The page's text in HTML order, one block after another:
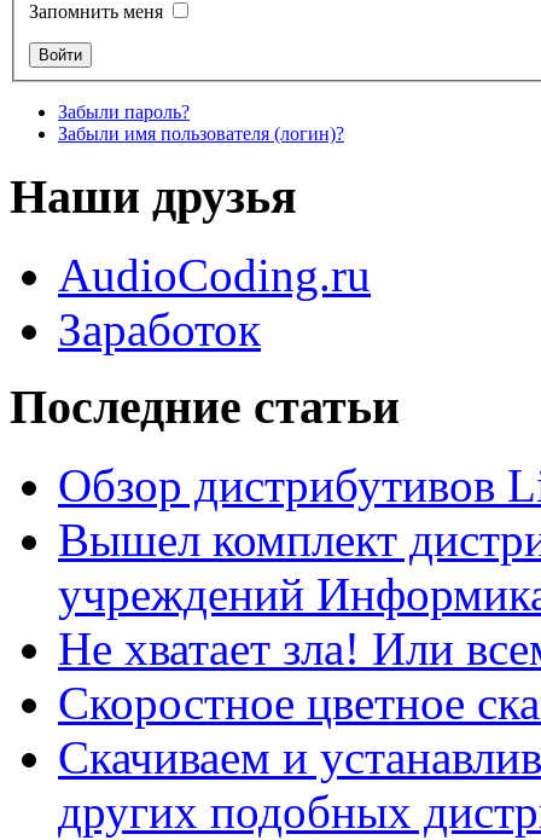
Запомнить меня
Забыли пароль?
Забыли имя пользователя (логин)?
Наши друзья
AudioCoding.ru
Заработок
Последние статьи
Обзор дистрибутивов
Вышел комплект
учреждений
Не хватает зла! Или
Скоростное цветное
Скачиваем и
других подобных